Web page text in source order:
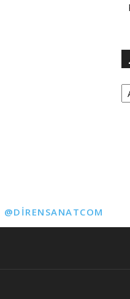
@DIRENSANATCOM